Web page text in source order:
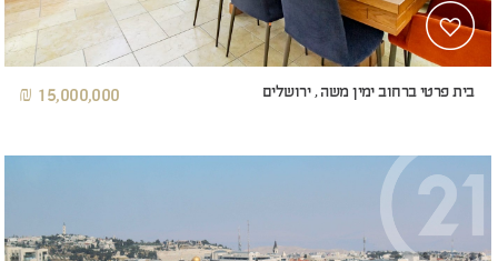
בית פרטי ברחוב ימין משה , ירושלים 15,000,000 ₪